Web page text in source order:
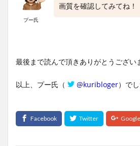
プー氏
画質を確認してみてね！
最後まで読んで頂きありがとうござい
以上、プー氏（ @kuribloger）でし